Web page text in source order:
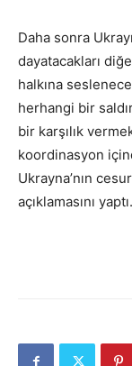
Daha sonra
dayatacakları
halkına
herhangi bir
bir karşılık
koordinasyon
Ukrayna’nın
açıklamasını yaptı.